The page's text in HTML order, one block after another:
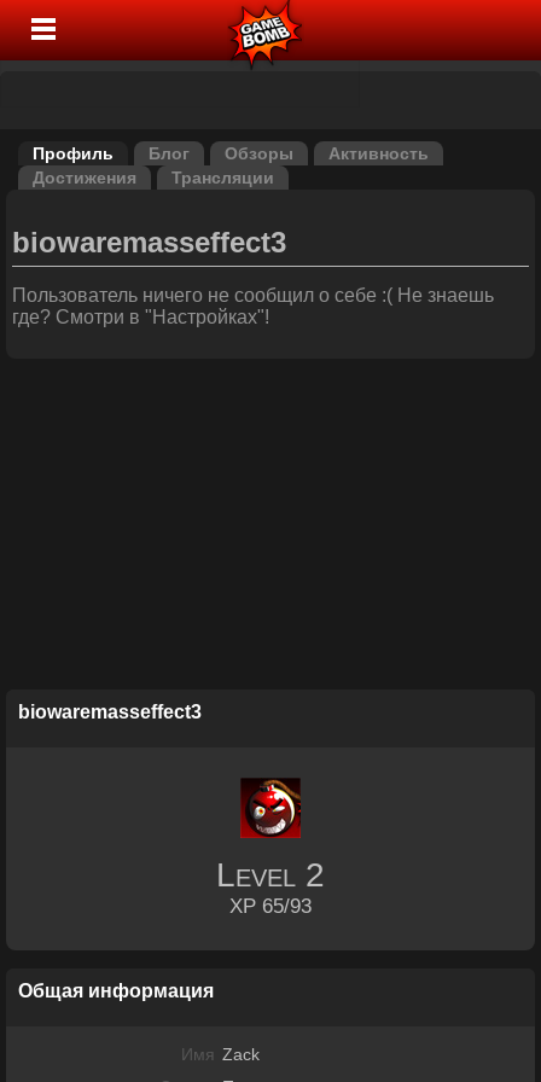
Профиль Блог Обзоры
Активность
Достижения
Трансляции
biowaremasseffect3
Пользователь ничего не сообщил о себе :( Не знаешь
где? Смотри в "Настройках"!
biowaremasseffect3
Level 2
XP 65/93
Общая информация
Имя Zack